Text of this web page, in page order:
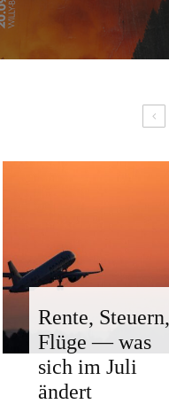
Rente, Steuern,
Flüge — was
sich im Juli
ändert